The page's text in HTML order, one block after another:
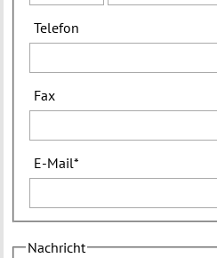
Telefon
Fax
E-Mail*
Nachricht